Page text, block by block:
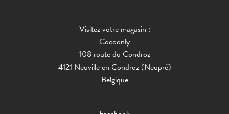
Visitez votre magasin :
Cocoonly
108 route du Condroz
4121 Neuville en Condroz (Neupré)
Belgique